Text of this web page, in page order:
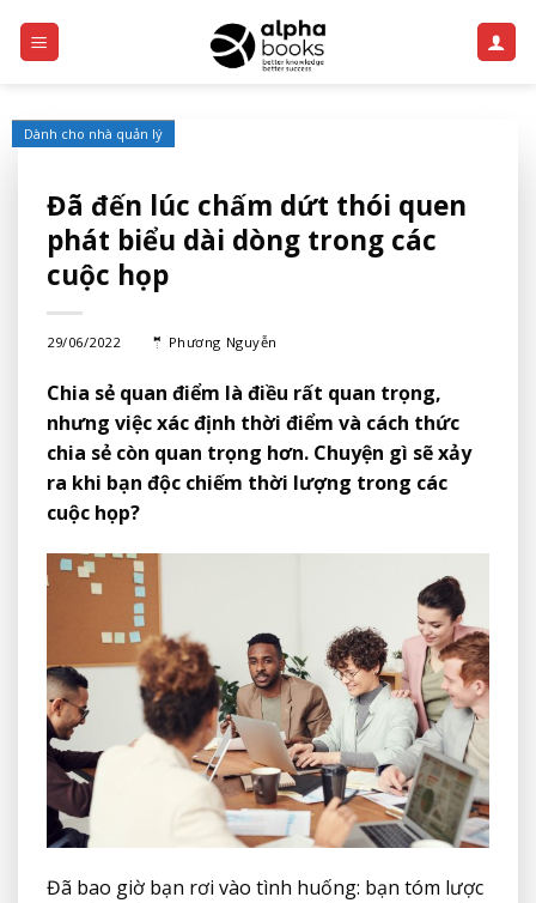
Dành cho nhà quản lý
Đã đến lúc chấm dứt thói quen
phát biểu dài dòng trong các
cuộc họp
29/06/2022🤵 Phương Nguyễn
Chia sẻ quan điểm là điều rất quan trọng,
nhưng việc xác định thời điểm và cách thức
chia sẻ còn quan trọng hơn. Chuyện gì sẽ xảy
ra khi bạn độc chiếm thời lượng trong các
cuộc họp?
Đã bao giờ bạn rơi vào tình huống: bạn tóm lược